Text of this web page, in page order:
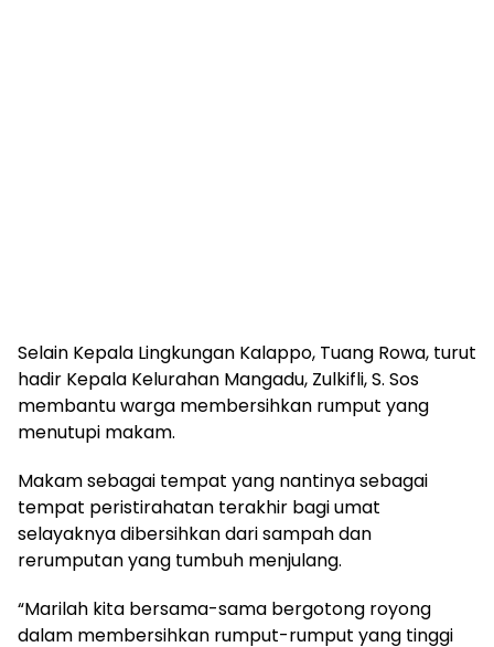
Selain Kepala Lingkungan Kalappo, Tuang Rowa, turut
hadir Kepala Kelurahan Mangadu, Zulkifli, S. Sos
membantu warga membersihkan rumput yang
menutupi makam.
Makam sebagai tempat yang nantinya sebagai
tempat peristirahatan terakhir bagi umat
selayaknya dibersihkan dari sampah dan
rerumputan yang tumbuh menjulang.
“Marilah kita bersama-sama bergotong royong
dalam membersihkan rumput-rumput yang tinggi